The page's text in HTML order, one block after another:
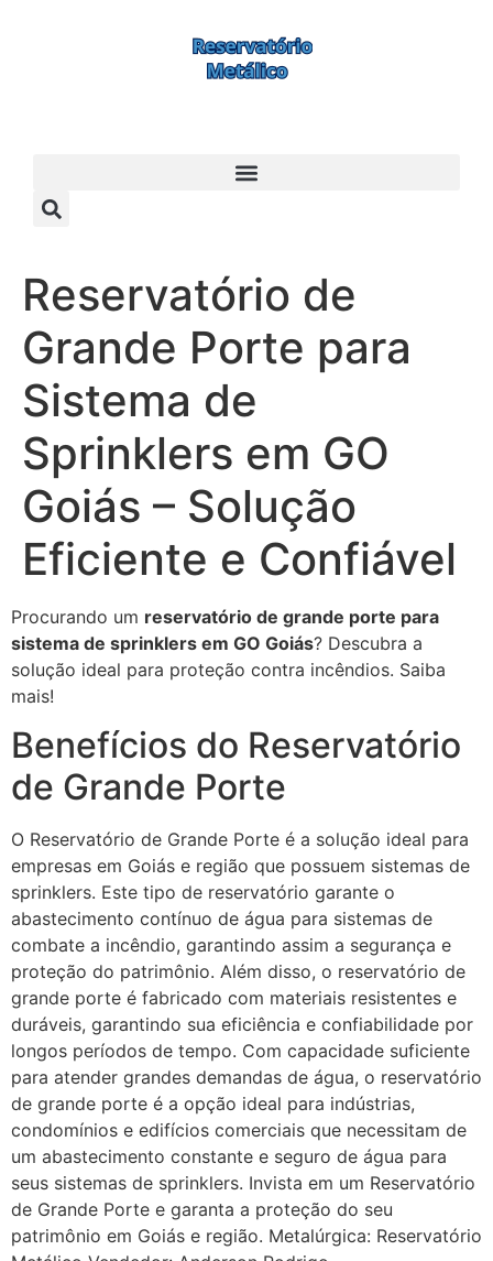
Reservatório de
Grande Porte para
Sistema de
Sprinklers em GO
Goiás – Solução
Eficiente e Confiável
Procurando um reservatório de grande porte para
sistema de sprinklers em GO Goiás? Descubra a
solução ideal para proteção contra incêndios. Saiba
mais!
Benefícios do Reservatório
de Grande Porte
O Reservatório de Grande Porte é a solução ideal para
empresas em Goiás e região que possuem sistemas de
sprinklers. Este tipo de reservatório garante o
abastecimento contínuo de água para sistemas de
combate a incêndio, garantindo assim a segurança e
proteção do patrimônio. Além disso, o reservatório de
grande porte é fabricado com materiais resistentes e
duráveis, garantindo sua eficiência e confiabilidade por
longos períodos de tempo. Com capacidade suficiente
para atender grandes demandas de água, o reservatório
de grande porte é a opção ideal para indústrias,
condomínios e edifícios comerciais que necessitam de
um abastecimento constante e seguro de água para
seus sistemas de sprinklers. Invista em um Reservatório
de Grande Porte e garanta a proteção do seu
patrimônio em Goiás e região. Metalúrgica: Reservatório